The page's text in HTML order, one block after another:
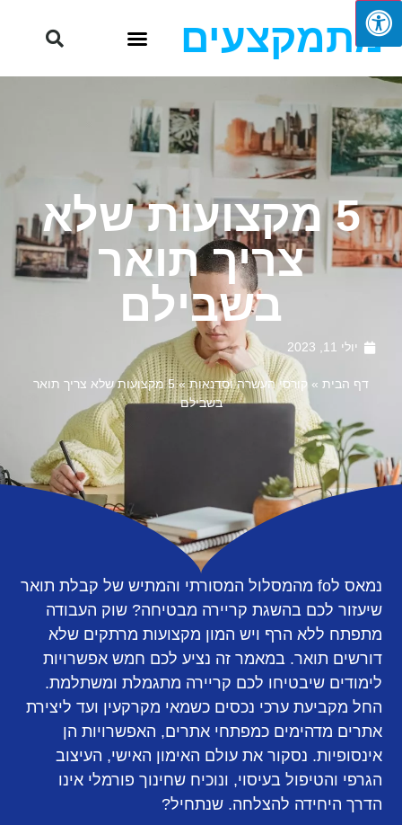
מתמקצעים
5 מקצועות שלא
צריך תואר
בשבילם
יולי 11, 2023
דף הבית » קורסי העשרה וסדנאות» 5 מקצועות שלא צריך תואר
בשבילם
נמאס לfo מהמסלול המסורתי והמתיש של קבלת תואר
שיעזור לכם בהשגת קריירה מבטיחה? שוק העבודה
מתפתח ללא הרף ויש המון מקצועות מרתקים שלא
דורשים תואר. במאמר זה נציע לכם חמש אפשרויות
לימודים שיבטיחו לכם קריירה מתגמלת ומשתלמת.
החל מקביעת ערכי נכסים כשמאי מקרקעין ועד ליצירת
אתרים מדהימים כמפתחי אתרים, האפשרויות הן
אינסופיות. נסקור את עולם האימון האישי, העיצוב
הגרפי והטיפול בעיסוי, ונוכיח שחינוך פורמלי אינו
הדרך היחידה להצלחה. שנתחיל?